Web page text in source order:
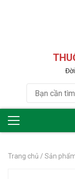
Trang chủ / Sản